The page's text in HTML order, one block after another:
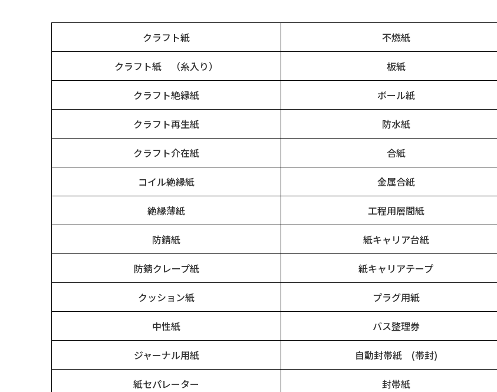
クラフト紙 不燃紙
クラフト紙 （糸入り） 板紙
クラフト絶縁紙 ボール紙
クラフト再生紙 防水紙
クラフト介在紙 合紙
コイル絶縁紙 金属合紙
絶縁薄紙 工程用層間紙
防錆紙 紙キャリア台紙
防錆クレープ紙 紙キャリアテープ
クッション紙 プラグ用紙
中性紙 バス整理券
ジャーナル用紙 自動封帯紙 (帯封)
紙セパレーター 封帯紙